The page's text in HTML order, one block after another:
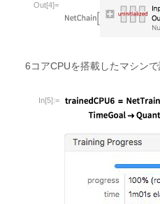
Out[4]=
6コアCPUを搭載したマシン
In[5]:=